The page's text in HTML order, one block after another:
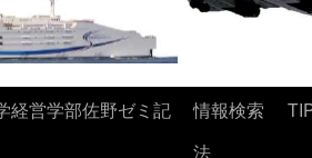
経営学部佐野ゼミ記
情報検索
法